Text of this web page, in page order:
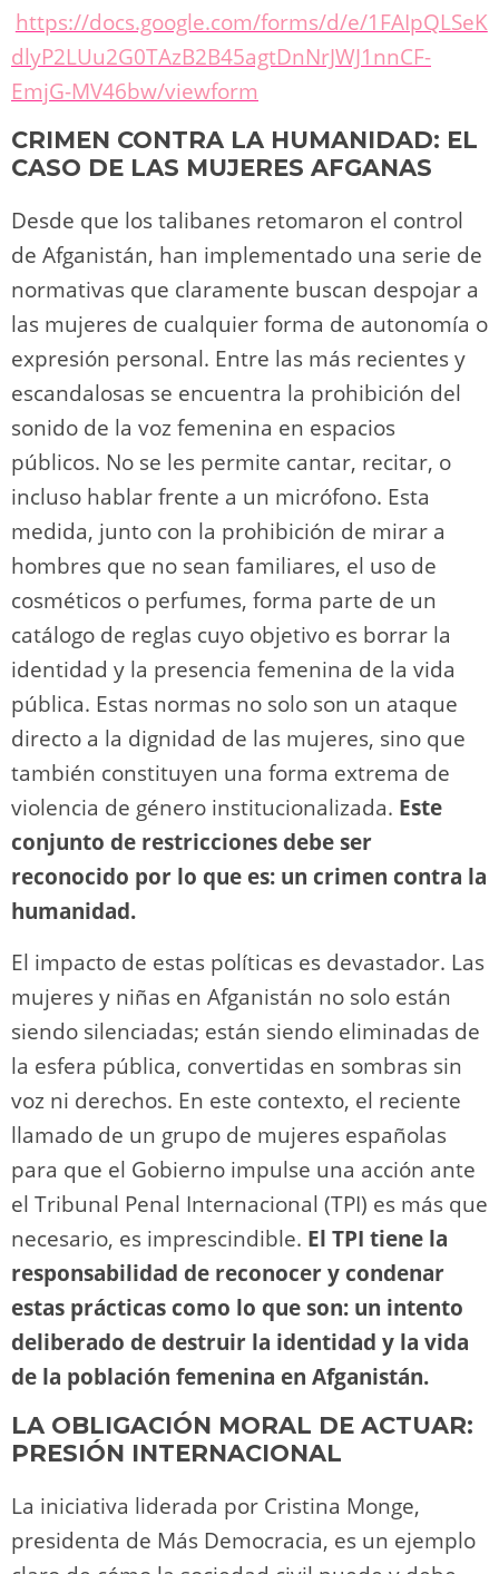
https://docs.google.com/forms/d/e/1FAIpQLSeK
dlyP2LUu2G0TAzB2B45agtDnNrJWJ1nnCF-
EmjG-MV46bw/viewform
CRIMEN CONTRA LA HUMANIDAD: EL
CASO DE LAS MUJERES AFGANAS
Desde que los talibanes retomaron el control
de Afganistán, han implementado una serie de
normativas que claramente buscan despojar a
las mujeres de cualquier forma de autonomía o
expresión personal. Entre las más recientes y
escandalosas se encuentra la prohibición del
sonido de la voz femenina en espacios
públicos. No se les permite cantar, recitar, o
incluso hablar frente a un micrófono. Esta
medida, junto con la prohibición de mirar a
hombres que no sean familiares, el uso de
cosméticos o perfumes, forma parte de un
catálogo de reglas cuyo objetivo es borrar la
identidad y la presencia femenina de la vida
pública. Estas normas no solo son un ataque
directo a la dignidad de las mujeres, sino que
también constituyen una forma extrema de
violencia de género institucionalizada. Este
conjunto de restricciones debe ser
reconocido por lo que es: un crimen contra la
humanidad.
El impacto de estas políticas es devastador. Las
mujeres y niñas en Afganistán no solo están
siendo silenciadas; están siendo eliminadas de
la esfera pública, convertidas en sombras sin
voz ni derechos. En este contexto, el reciente
llamado de un grupo de mujeres españolas
para que el Gobierno impulse una acción ante
el Tribunal Penal Internacional (TPI) es más que
necesario, es imprescindible. El TPI tiene la
responsabilidad de reconocer y condenar
estas prácticas como lo que son: un intento
deliberado de destruir la identidad y la vida
de la población femenina en Afganistán.
LA OBLIGACIÓN MORAL DE ACTUAR:
PRESIÓN INTERNACIONAL
La iniciativa liderada por Cristina Monge,
presidenta de Más Democracia, es un ejemplo